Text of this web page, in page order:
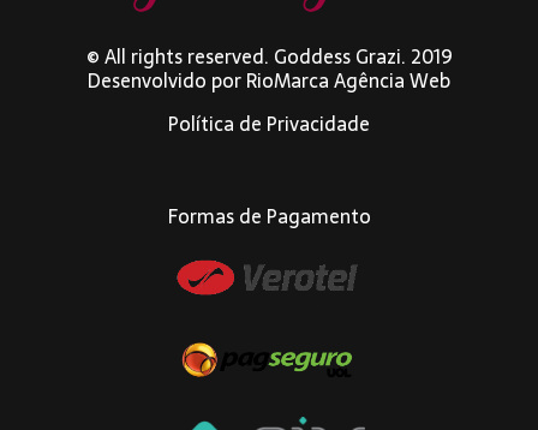
© All rights reserved. Goddess Grazi. 2019
Desenvolvido porRioMarca Agência Web
Política de Privacidade
Formas de Pagamento